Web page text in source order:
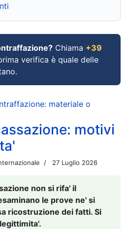
Chiama +39
verifica è quale delle
materiale o
motivi
27 Luglio 2026
non si rifa' il
le prove ne' si
ricostruzione dei fatti. Si